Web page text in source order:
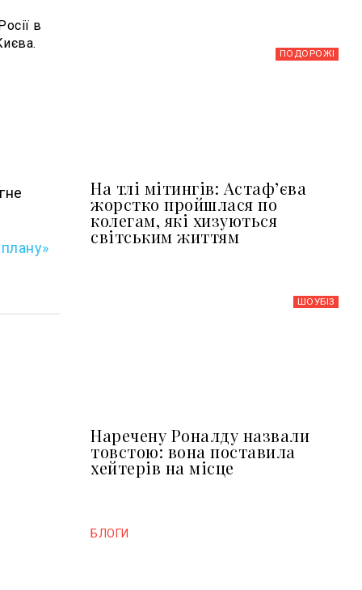
в
ПОДОРОЖІ
На тлі мітингів: Астафʼєва
жорстко пройшлася по
колегам, які хизуються
світським життям
ШОУБIЗ
Наречену Роналду назвали
товстою: вона поставила
хейтерів на місце
БЛОГИ